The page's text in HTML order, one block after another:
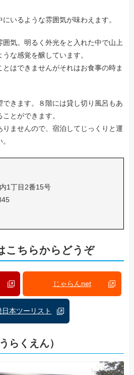
いるような雰囲気が味わえます。
気。明るく外光をと入れた中で山上
な感覚を醸しています。
はできませんがそれはお食事の時ま
きます。８階には貸し切り風呂もあ
とができます。
りませんので、宿泊してじっくりと運
1丁目2番15号
こちらからどうぞ
じゃらんnet
日本ツーリスト
らくえん）